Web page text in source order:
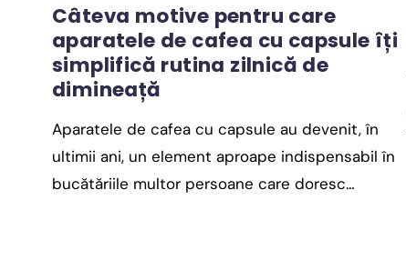
Câteva motive pentru care
aparatele de cafea cu capsule îți
simplifică rutina zilnică de
dimineață
Aparatele de cafea cu capsule au devenit, în
ultimii ani, un element aproape indispensabil în
bucătăriile multor persoane care doresc…